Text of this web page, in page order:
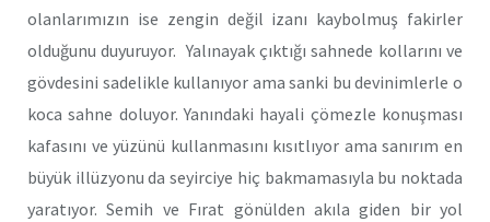
olanlarımızın ise zengin değil izanı kaybolmuş fakirler
olduğunu duyuruyor. Yalınayak çıktığı sahnede kollarını ve
gövdesini sadelikle kullanıyor ama sanki bu devinimlerle o
koca sahne doluyor. Yanındaki hayali çömezle konuşması
kafasını ve yüzünü kullanmasını kısıtlıyor ama sanırım en
büyük illüzyonu da seyirciye hiç bakmamasıyla bu noktada
yaratıyor. Semih ve Fırat gönülden akıla giden bir yol